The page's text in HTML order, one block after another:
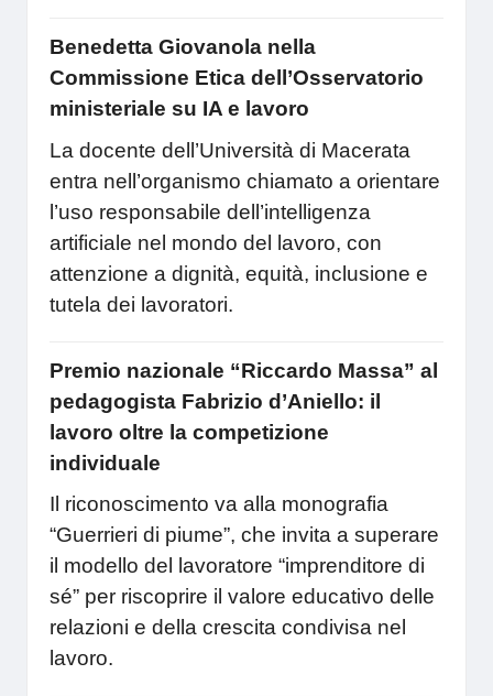
Benedetta Giovanola nella
Commissione Etica dell’Osservatorio
ministeriale su IA e lavoro
La docente dell’Università di Macerata
entra nell’organismo chiamato a orientare
l’uso responsabile dell’intelligenza
artificiale nel mondo del lavoro, con
attenzione a dignità, equità, inclusione e
tutela dei lavoratori.
Premio nazionale “Riccardo Massa” al
pedagogista Fabrizio d’Aniello: il
lavoro oltre la competizione
individuale
Il riconoscimento va alla monografia
“Guerrieri di piume”, che invita a superare
il modello del lavoratore “imprenditore di
sé” per riscoprire il valore educativo delle
relazioni e della crescita condivisa nel
lavoro.